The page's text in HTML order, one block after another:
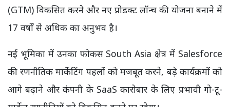
(GTM) विकसित करने और नए प्रोडक्ट लॉन्च की योजना बनाने में
17 वर्षों से अधिक का अनुभव है।
नई भूमिका में उनका फोकस South Asia क्षेत्र में Salesforce
की रणनीतिक मार्केटिंग पहलों को मजबूत करने, बड़े कार्यक्रमों को
आगे बढ़ाने और कंपनी के SaaS कारोबार के लिए प्रभावी गो-टू-